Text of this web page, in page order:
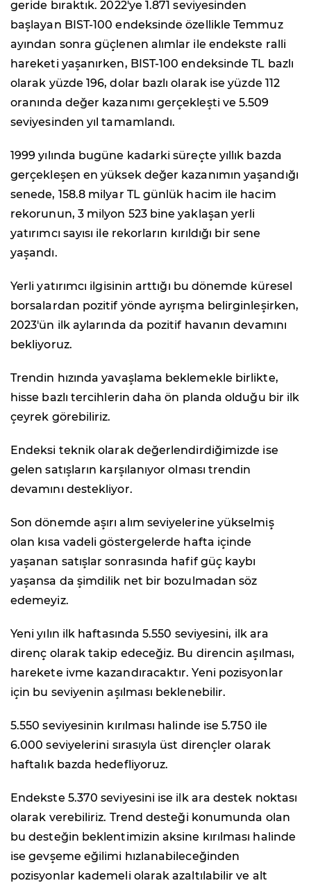
geride bıraktık. 2022'ye 1.871 seviyesinden
başlayan BIST-100 endeksinde özellikle Temmuz
ayından sonra güçlenen alımlar ile endekste ralli
hareketi yaşanırken, BIST-100 endeksinde TL bazlı
olarak yüzde 196, dolar bazlı olarak ise yüzde 112
oranında değer kazanımı gerçekleşti ve 5.509
seviyesinden yıl tamamlandı.
1999 yılında bugüne kadarki süreçte yıllık bazda
gerçekleşen en yüksek değer kazanımın yaşandığı
senede, 158.8 milyar TL günlük hacim ile hacim
rekorunun, 3 milyon 523 bine yaklaşan yerli
yatırımcı sayısı ile rekorların kırıldığı bir sene
yaşandı.
Yerli yatırımcı ilgisinin arttığı bu dönemde küresel
borsalardan pozitif yönde ayrışma belirginleşirken,
2023'ün ilk aylarında da pozitif havanın devamını
bekliyoruz.
Trendin hızında yavaşlama beklemekle birlikte,
hisse bazlı tercihlerin daha ön planda olduğu bir ilk
çeyrek görebiliriz.
Endeksi teknik olarak değerlendirdiğimizde ise
gelen satışların karşılanıyor olması trendin
devamını destekliyor.
Son dönemde aşırı alım seviyelerine yükselmiş
olan kısa vadeli göstergelerde hafta içinde
yaşanan satışlar sonrasında hafif güç kaybı
yaşansa da şimdilik net bir bozulmadan söz
edemeyiz.
Yeni yılın ilk haftasında 5.550 seviyesini, ilk ara
direnç olarak takip edeceğiz. Bu direncin aşılması,
harekete ivme kazandıracaktır. Yeni pozisyonlar
için bu seviyenin aşılması beklenebilir.
5.550 seviyesinin kırılması halinde ise 5.750 ile
6.000 seviyelerini sırasıyla üst dirençler olarak
haftalık bazda hedefliyoruz.
Endekste 5.370 seviyesini ise ilk ara destek noktası
olarak verebiliriz. Trend desteği konumunda olan
bu desteğin beklentimizin aksine kırılması halinde
ise gevşeme eğilimi hızlanabileceğinden
pozisyonlar kademeli olarak azaltılabilir ve alt